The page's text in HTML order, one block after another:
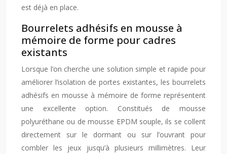
est déjà en place.
Bourrelets adhésifs en mousse à
mémoire de forme pour cadres
existants
Lorsque l’on cherche une solution simple et rapide pour
améliorer l’isolation de portes existantes, les bourrelets
adhésifs en mousse à mémoire de forme représentent
une excellente option. Constitués de mousse
polyuréthane ou de mousse EPDM souple, ils se collent
directement sur le dormant ou sur l’ouvrant pour
combler les jeux jusqu’à plusieurs millimètres. Leur